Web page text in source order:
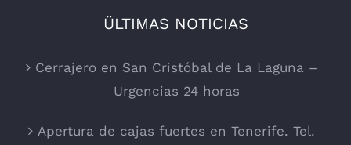
ÜLTIMAS NOTICIAS
Cerrajero en San Cristóbal de La Laguna –
Urgencias 24 horas
Apertura de cajas fuertes en Tenerife. Tel.